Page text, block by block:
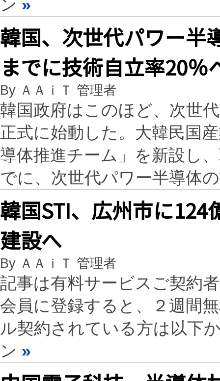
ン »
韓国、次世代パワー
までに技術自立率20％
By ＡＡｉＴ 管理者
韓国政府はこのほど、次世
正式に始動した。大韓民国
導体推進チーム」を新設し
でに、次世代パワー半導体
韓国STI、広州市に
建設へ
By ＡＡｉＴ 管理者
記事は有料サービスご契約
会員に登録すると、２週間
ル契約されている方は以下
ン »